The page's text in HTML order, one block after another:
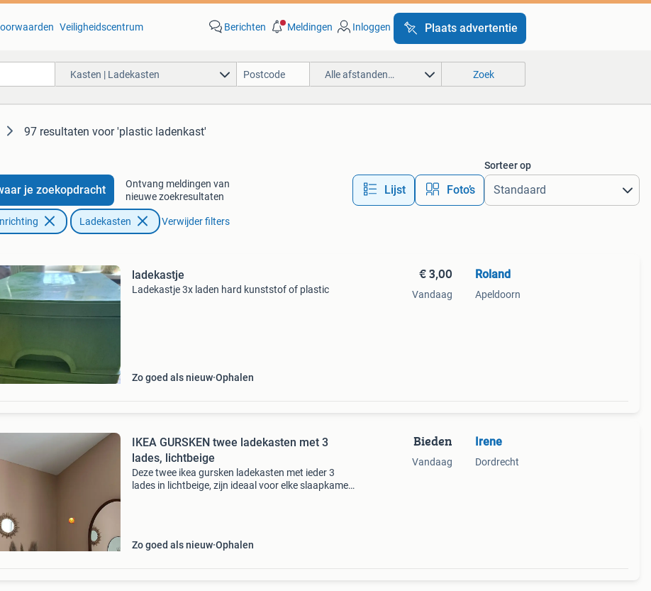
Veiligheidscentrum Berichten Meldingen Inloggen Plaats advertentie
Kasten | Ladekasten Alle afstanden… Zoek
97 resultaten voor 'plastic ladenkast'
je zoekopdracht
Ontvang meldingen van
nieuwe zoekresultaten
Lijst Foto’s
Sorteer op
Ladekasten Verwijder filters
ladekastje
Ladekastje 3x laden hard kunststof of plastic
Zo goed als nieuw Ophalen
€ 3,00
Vandaag
Roland
Apeldoorn
IKEA GURSKEN twee ladekasten met 3
lades, lichtbeige
Deze twee ikea gursken ladekasten met ieder 3
lades in lichtbeige, zijn ideaal voor elke slaapkamer
Zo goed als nieuw Ophalen
Bieden
Vandaag
Irene
Dordrecht